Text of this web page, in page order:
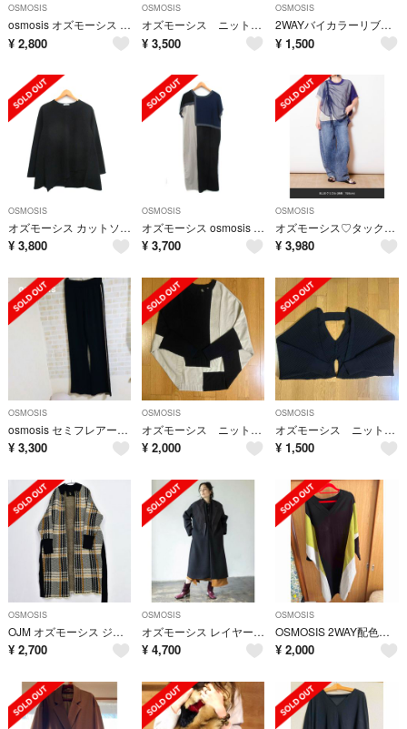
OSMOSIS
osmosis オズモーシス プリーツロングスカート バイカラー グリーン
¥ 2,800
OSMOSIS
オズモーシス ニットプルオーバー
¥ 3,500
OSMOSIS
2WAYバイカラーリブニットプルオーバー
¥ 1,500
OSMOSIS
オズモーシス カットソー Tシャツ 長袖 ワンサイズ シンプル ブラック 黒
¥ 3,800
OSMOSIS
オズモーシス osmosis ワンピース 半袖 ロング ワンサイズ ブラック 黒
¥ 3,700
OSMOSIS
オズモーシス♡タックデニムパンツ
¥ 3,980
OSMOSIS
osmosis セミフレアーニットパンツ
¥ 3,300
OSMOSIS
オズモーシス ニットプルオーバー
¥ 2,000
OSMOSIS
オズモーシス ニットボレロ
¥ 1,500
OSMOSIS
OJM オズモーシス ジンカンパニー ニット コート カーディガン ガウン 人
¥ 2,700
OSMOSIS
オズモーシス レイヤードカラーコート ブラック ノーカラーコート コート ロング
¥ 4,700
OSMOSIS
OSMOSIS 2WAY配色ニットニットワンピース
¥ 2,000